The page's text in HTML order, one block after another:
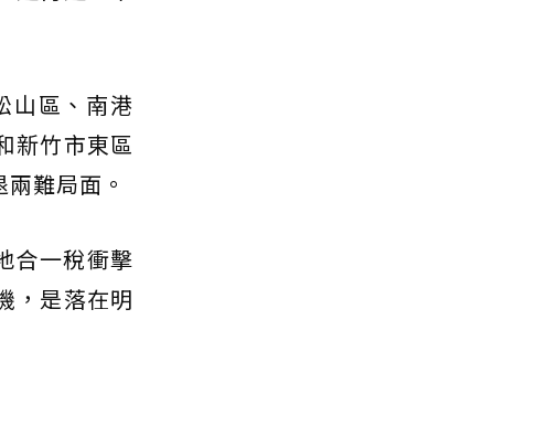
山區、南港
新竹市東區
難局面。
合一稅衝擊
，是落在明